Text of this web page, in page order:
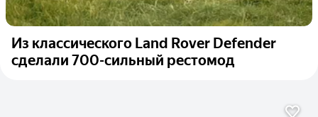
Из классического Land Rover Defender
сделали 700-сильный рестомод